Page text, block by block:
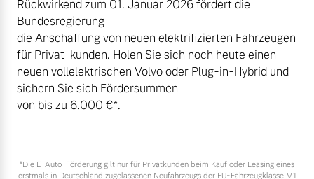
Fahrzeug konfigurieren
Sofort verfügbare Fahrzeuge
Gebrauchtwagen
Sie erhalten bei uns eine
Volvo Winter- und
Sommer Kompletträder.
Bitte sprechen Sie uns
direkt an.
Rückwirkend zum 01. Januar 2026 fördert die
Bundesregierung
die Anschaffung von neuen elektrifizierten Fahrzeugen
für Privat-kunden. Holen Sie sich noch heute einen
neuen vollelektrischen Volvo oder Plug-in-Hybrid und
sichern Sie sich Fördersummen
von bis zu 6.000 €⁠*.
*Die E‑Auto-Förderung gilt nur für Privatkunden beim Kauf oder Leasing eines
erstmals in Deutschland zugelassenen Neufahrzeugs der EU-Fahrzeugklasse M1